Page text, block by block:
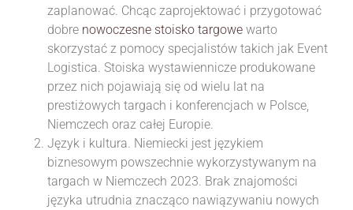
zaplanować. Chcąc zaprojektować i przygotować
dobre nowoczesne stoisko targowe warto
skorzystać z pomocy specjalistów takich jak Event
Logistica. Stoiska wystawiennicze produkowane
przez nich pojawiają się od wielu lat na
prestiżowych targach i konferencjach w Polsce,
Niemczech oraz całej Europie.
Język i kultura. Niemiecki jest językiem
biznesowym powszechnie wykorzystywanym na
targach w Niemczech 2023. Brak znajomości
języka utrudnia znacząco nawiązywaniu nowych